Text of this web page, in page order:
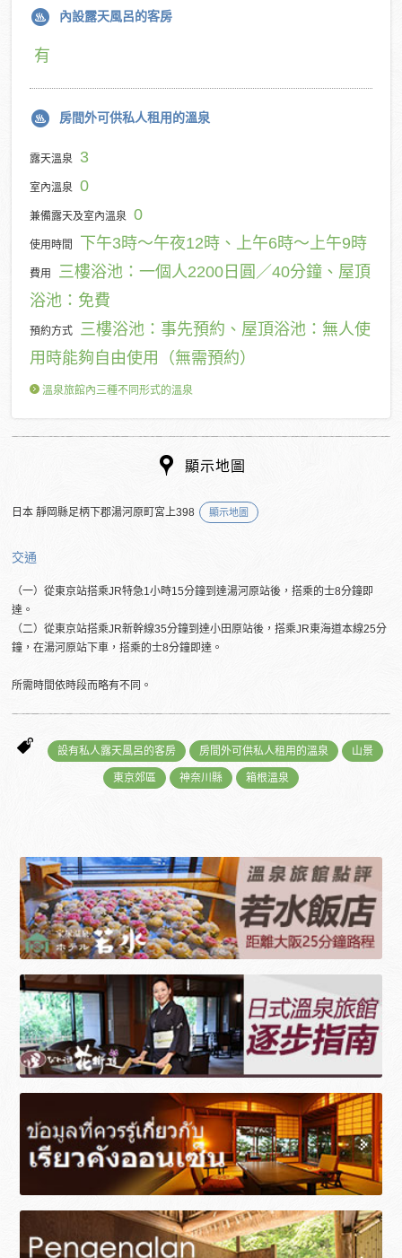
內設露天風呂的客房
有
房間外可供私人租用的溫泉
露天溫泉 3
室內溫泉 0
兼備露天及室內溫泉 0
使用時間 下午3時～午夜12時、上午6時～上午9時
費用
三樓浴池：一個人2200日圓／40分鐘、屋頂
浴池：免費
預約方式
三樓浴池：事先預約、屋頂浴池：無人使
用時能夠自由使用（無需預約）
溫泉旅館內三種不同形式的溫泉
顯示地圖
日本 靜岡縣足柄下郡湯河原町宮上398 顯示地圖
交通
（一）從東京站搭乘JR特急1小時15分鐘到達湯河原站後，搭乘的士8分鐘即
達。
（二）從東京站搭乘JR新幹線35分鐘到達小田原站後，搭乘JR東海道本線25分
鐘，在湯河原站下車，搭乘的士8分鐘即達。
所需時間依時段而略有不同。
設有私人露天風呂的客房 房間外可供私人租用的溫泉 山景
東京郊區 神奈川縣 箱根溫泉